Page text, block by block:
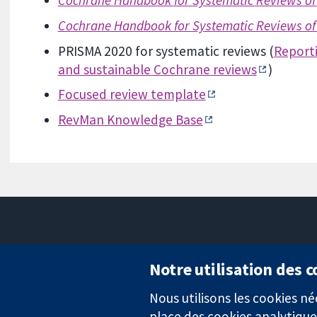
Cochrane Handbook for Systematic Reviews
PRISMA 2020 for systematic reviews (
and sustainable Cochrane reviews
)
Focused review template
RevMan Knowledge Base
Notre utilisation des
Nous utilisons les cookies